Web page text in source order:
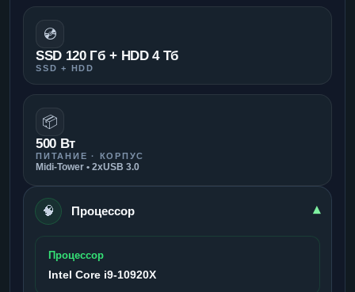
💿
SSD 120 Гб + HDD 4 Тб
SSD + HDD
📦
500 Вт
ПИТАНИЕ · КОРПУС
Midi-Tower • 2xUSB 3.0
🧠 Процессор ▾
Процессор
Intel Core i9-10920X